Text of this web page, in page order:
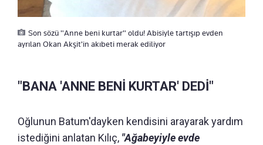
Son sözü "Anne beni kurtar" oldu! Abisiyle tartışıp evden
ayrılan Okan Akşit'in akıbeti merak ediliyor
"BANA 'ANNE BENİ KURTAR' DEDİ"
Oğlunun Batum'dayken kendisini arayarak yardım
istediğini anlatan Kılıç, "Ağabeyiyle evde